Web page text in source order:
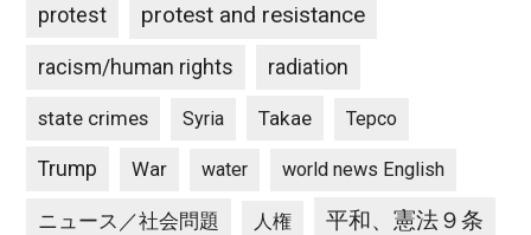
protest protest and resistance
racism/human rights radiation
state crimes Syria Takae Tepco
Trump War water world news English
ニュース／社会問題 人権 平和、憲法９条